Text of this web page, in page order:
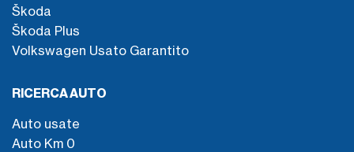
Škoda
Škoda Plus
Volkswagen Usato Garantito
RICERCA AUTO
Auto usate
Auto Km 0